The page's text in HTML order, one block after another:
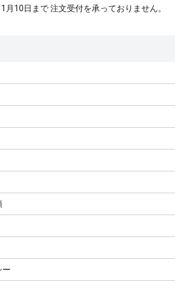
月10日まで 注文受付を承っておりません。
ー